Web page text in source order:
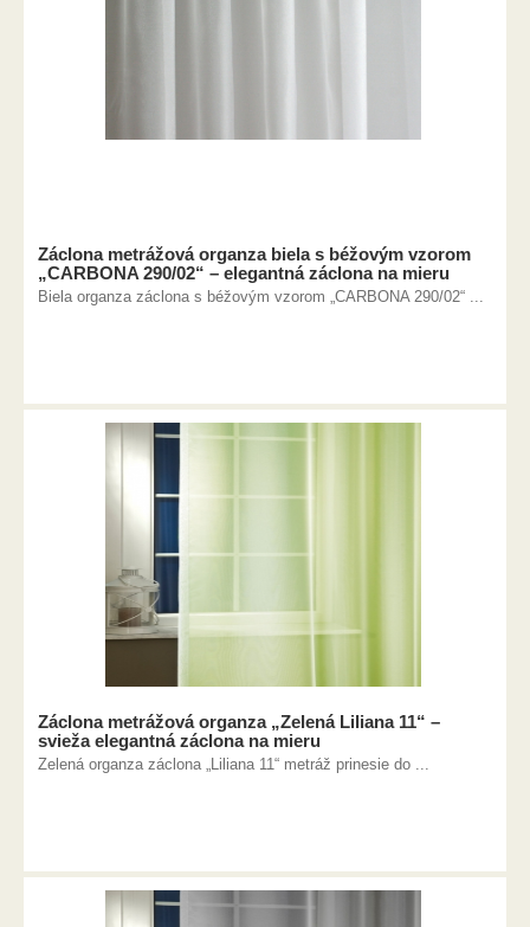
Záclona metrážová organza biela s béžovým vzorom
„CARBONA 290/02“ – elegantná záclona na mieru
Biela organza záclona s béžovým vzorom „CARBONA 290/02“ ...
Záclona metrážová organza „Zelená Liliana 11“ –
svieža elegantná záclona na mieru
Zelená organza záclona „Liliana 11“ metráž prinesie do ...